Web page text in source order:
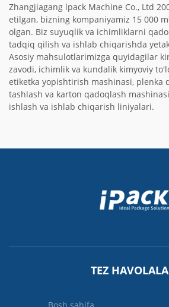
Zhangjiagang lpack Machine Co., Ltd
etilgan, bizning kompaniyamiz 15 000
olgan. Biz suyuqlik va ichimliklarni
tadqiq qilish va ishlab chiqarishda
Asosiy mahsulotlarimizga quyidagilar
zavodi, ichimlik va kundalik kimyoviy
etiketka yopishtirish mashinasi, plenka
tashlash va karton qadoqlash
ishlash va ishlab chiqarish liniyalari.
TEZ